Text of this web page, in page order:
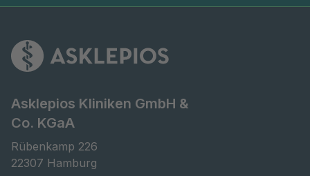
Asklepios Kliniken GmbH &
Co. KGaA
Rübenkamp 226
22307 Hamburg